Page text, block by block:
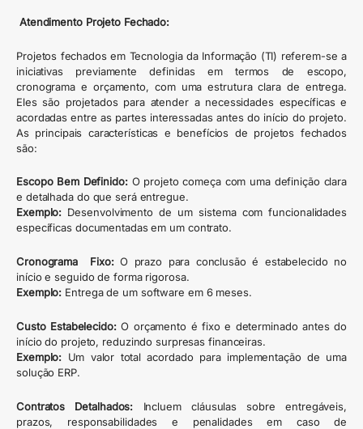
Atendimento Projeto Fechado:
Projetos fechados em Tecnologia da Informação (TI) referem-se a
iniciativas previamente definidas em termos de escopo,
cronograma e orçamento, com uma estrutura clara de entrega.
Eles são projetados para atender a necessidades específicas e
acordadas entre as partes interessadas antes do início do projeto.
As principais características e benefícios de projetos fechados
são:
Escopo Bem Definido: O projeto começa com uma definição clara
e detalhada do que será entregue.
Exemplo: Desenvolvimento de um sistema com funcionalidades
específicas documentadas em um contrato.
Cronograma Fixo:O prazo para conclusão é estabelecido no
início e seguido de forma rigorosa.
Exemplo: Entrega de um software em 6 meses.
Custo Estabelecido:O orçamento é fixo e determinado antes do
início do projeto, reduzindo surpresas financeiras.
Exemplo: Um valor total acordado para implementação de uma
solução ERP.
Contratos Detalhados: Incluem cláusulas sobre entregáveis,
prazos, responsabilidades e penalidades em caso de